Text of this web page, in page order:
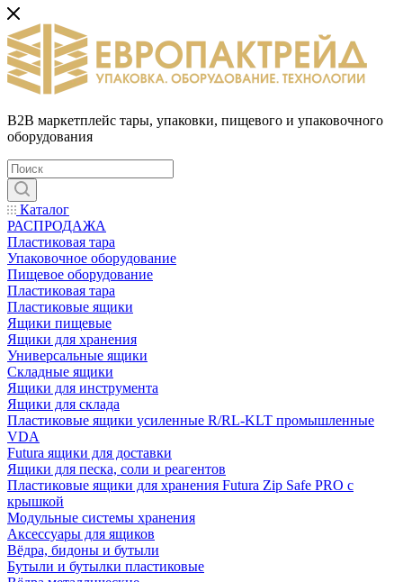
B2B маркетплейс тары, упаковки, пищевого и упаковочного
оборудования
Каталог
РАСПРОДАЖА
Пластиковая тара
Упаковочное оборудование
Пищевое оборудование
Пластиковая тара
Пластиковые ящики
Ящики пищевые
Ящики для хранения
Универсальные ящики
Складные ящики
Ящики для инструмента
Ящики для склада
Пластиковые ящики усиленные R/RL-KLT промышленные
VDA
Futura ящики для доставки
Ящики для песка, соли и реагентов
Пластиковые ящики для хранения Futura Zip Safe PRO с
крышкой
Модульные системы хранения
Аксессуары для ящиков
Вёдра, бидоны и бутыли
Бутыли и бутылки пластиковые